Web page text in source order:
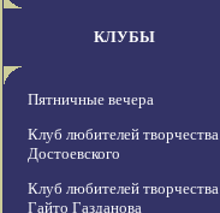
КЛУБЫ
Пятничные вечера
Клуб любителей творчества
Достоевского
Клуб любителей творчества
Гайто Газданова